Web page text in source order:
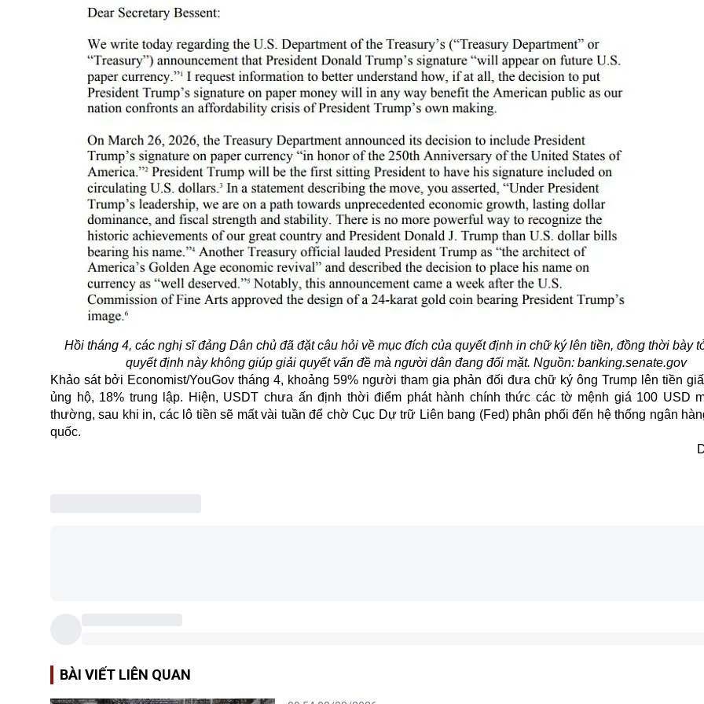
Hồi tháng 4, các nghị sĩ đảng Dân chủ đã đặt câu hỏi về mục đích của quyết định in chữ ký lên tiền, đồng thời bày
quyết định này không giúp giải quyết vấn đề mà người dân đang đối mặt. Nguồn: banking.senate.gov
Khảo sát bởi Economist/YouGov tháng 4, khoảng 59% người tham gia phản đối đưa chữ ký ông Trumplên tiền
ủng hộ, 18% trung lập. Hiện, USDT chưa ấn định thời điểm phát hành chính thức các tờ mệnh giá 100 USD
thường, sau khi in, các lô tiền sẽ mất vài tuần để chờ Cục Dự trữ Liên bang (Fed) phân phối đến hệ thống ngân
quốc.
BÀI VIẾT LIÊN QUAN